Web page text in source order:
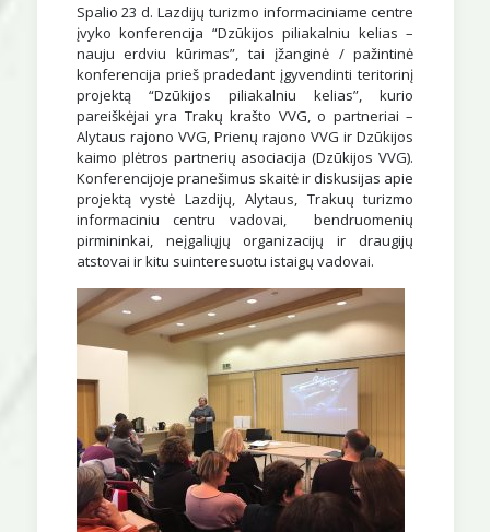
Spalio 23 d. Lazdijų turizmo informaciniame centre
įvyko konferencija “Dzūkijos piliakalniu kelias –
nauju erdviu kūrimas”, tai įžanginė / pažintinė
konferencija prieš pradedant įgyvendinti teritorinį
projektą “Dzūkijos piliakalniu kelias”, kurio
pareiškėjai yra Trakų krašto VVG, o partneriai –
Alytaus rajono VVG, Prienų rajono VVG ir Dzūkijos
kaimo plėtros partnerių asociacija (Dzūkijos VVG).
Konferencijoje pranešimus skaitė ir diskusijas apie
projektą vystė Lazdijų, Alytaus, Trakuų turizmo
informaciniu centru vadovai, bendruomenių
pirmininkai, neįgaliųjų organizacijų ir draugijų
atstovai ir kitu suinteresuotu istaigų vadovai.